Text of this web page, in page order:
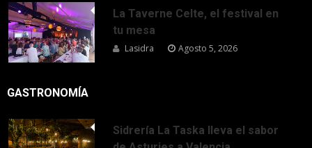
La Taverne Celte, el festival en
tu mesa
Lasidra Agosto 5, 2026
GASTRONOMÍA
Sidrería La Taska lleva el sabor